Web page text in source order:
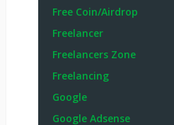
Free Coin/Airdrop
Freelancer
Freelancers Zone
Freelancing
Google
Google Adsense